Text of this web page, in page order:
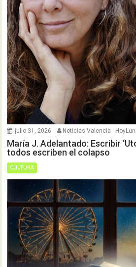
julio 31, 2026 Noticias Valencia -
María J. Adelantado: Escribir
todos escriben el colapso
CULTURA